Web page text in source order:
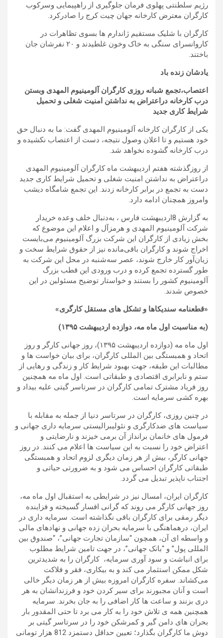
رژیم سلطنتی پهلوی فرمان جلوگیری از راهپیمایی وسرکوب
کارگران معترض کارخانه جهان چیت کرج را صادرکرد.
کارگران با شلیک مستقیم ژاندارم ها بسوی تظاهرات در
کاروانسرای سنگی به خاک وخون غلطیدند و ۲۰ نفرشان جان
باختند.
یادشان زنده باد
اعتصاب،تجمع شبانه روزی کارگران آلومینیوم المهدی وبستن
درب کارخانه دراعتراض به نداشتن امنیت شغلی و تحمیل
شرایط کاری جدید
یکی از کارگران کارخانه آلومینیوم المهدی گفت: ما به دنبال حق
خود هستیم و تا اعلان وصول نتیجه، دست از اعتصاب نکشیده و
درب کارخانه گشوده نخواهد شد.
از روزگذشته هفتم اردیبهشت ماه کارگران آلومینیوم المهدی
دراعتراض به نداشتن امنیت شغلی و تحمیل شرایط کاری جدید
دست به تجمع در برابر کارخانه زدند. این تجمع شامگاه دیشب
وامروز همچنان ادامه دارد.
به گزارش 8اردیبهشت فارس ، به‌دنبال خلف وعده خریدار
شرکت آلومینیوم المهدی و هرمزآل و اعلام این موضوع که
بخش زیادی از کارگران این شرکت بزرگ آلومینیوم می‌بایست
اخراج شوند و کارگران باقی‌مانده نیز از حقوق شرایط سخت و
زیان‌آور کار خارج شوند، عصر سه‌شنبه در محل این شرکت به
طور گسترده تجمع کرده و درب ورودی این قطب بزرگ
آلومینیوم کشور را بستند و خواستار توضیح مسئولین در این
خصوص شدند.
«قطعنامه سندیکاها و تشکل های مستقل کارگری»
(به مناسبت اول ماه مه، دوازده اردیبهشت ۱۳۹۵)
اول ماه مه (دوازده اردیبهشت ۱۳۹۵)، روز جهانی کارگر و روز
اتحاد و همبستگی بین المللی کارگران، برای بیان خواست ها و
مطالبات این طبقه، جهت بهبود شرایط کار و زندگی و رهایی از
ستم و نابرابری اقتصادی و طبقاتی است. اول ماه مه همچنین
روز فریاد مشترک تمامی کارگران در سرتاسر گیتی علیه بیداد و
بهره کشی سرمایه است.
در چنین روزی، کارگران در سرتاسر دنیا از جمله به مقابله با
سیاست های ضدکارگری و نئولیبرالیستی سرمایه داری جهانی و
فرمول های خانمان برانداز آن برمی خیزند و نارضایتی و
اعتراض خود را نسبت به این سیاست ها اعلام می کنند. در روز
جهانی کارگر، بیش از هر زمان دیگری لزوم اتحاد و همبستگی
طبقاتی کارگران احساس می شود و به ضرورتی حیاتی و
اجتناب ناپذیر تبدیل می گردد.
کارگران ایران، امسال نیز در شرایطی به استقبال اول ماه مه،
روز جهانی کارگر می روند که گرانی افسار گسیخته و فزاینده
دیگر رمقی برای کارگران باقی نگذاشته است. سرمایه‌ داری در
ایران، درهماهنگی با سرمایه‌ بحران زده جهانی و نهادهای مالی
و واسطه ای آن، همچون “سازمان تجارت جهانی”، “صندوق بین
المللی پول” و “بانک جهانی”، در جهت تامین شرایط مطلوب
برای انباشت و سود آوری سرمایه، کارگران را به شدیدترین
شکل ممکن استثمار می کند و به بیکاری، فقر و فلاکت
می‌کشاند. سفره کارگران امروزه بیش از هر زمان دیگر خالی
است و آنان مجبورند برای سیر کردن خود و فرزندانشان به هر
دری بزنند و ساعت ها کار اضافی را به جان بخرند. سرمایه
همچنین همه ی تلاش خود را به کار می برد تا حتی المقدور بار
بحران های دامن گیر و کمرشکن خود را در سرتاسر گیتی بر
دوش ما کارگران بگذارد؛ تعیین حداقل دستمزد 812 هزار تومانی